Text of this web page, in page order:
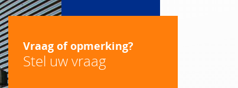
Vraag of opmerking?
Stel uw vraag